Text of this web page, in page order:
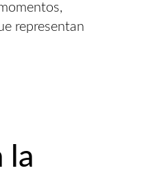
representan
la